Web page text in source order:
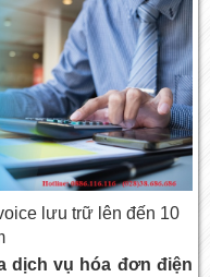
lưu trữ lên đến 10
dịch vụ hóa đơn điện